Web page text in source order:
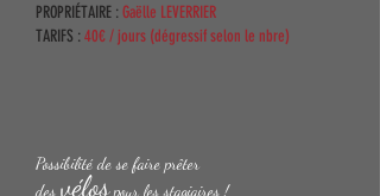
PROPRIÉTAIRE :Gaëlle LEVERRIER
TARIFS :40€ / jours (dégressif selon le nbre)
Possibilité de se faire prêter
des vélospour les stagiaires !